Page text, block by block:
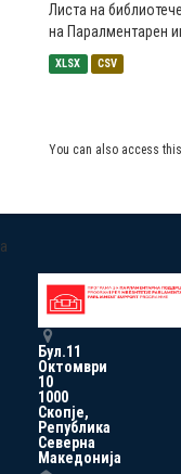
Листа на
на Паралментарен
XLSX CSV
You can also access
a
Бул.11
Октомври
10
1000
Скопје,
Република
Северна
Македонија